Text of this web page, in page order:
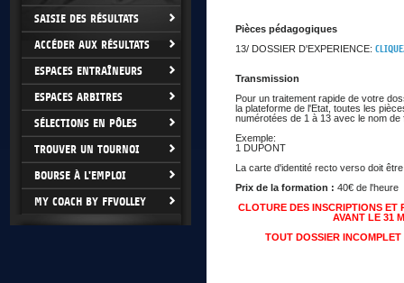
SAISIE DES RÉSULTATS
ACCÉDER AUX RÉSULTATS
ESPACES ENTRAÎNEURS
ESPACES ARBITRES
SÉLECTIONS EN PÔLES
TROUVER UN TOURNOI
BOURSE À L'EMPLOI
MY COACH BY FFVOLLEY
Pièces pédagogiques
13/ DOSSIER D'EXPERIENCE:
Transmission
Pour un traitement rapide de votre
la plateforme de l'Etat, toutes les
numérotées de 1 à 13 avec le nom de
Exemple:
1 DUPONT
La carte d'identité recto verso doit
Prix de la formation : 40€ de l'heure
CLOTURE DES INSCRIPTIONS ET
AVANT LE 31
TOUT DOSSIER